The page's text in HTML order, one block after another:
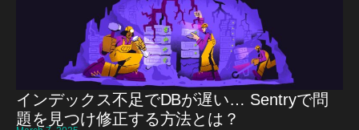
インデックス不足でDBが遅い… Sentryで問
題を見つけ修正する方法とは？